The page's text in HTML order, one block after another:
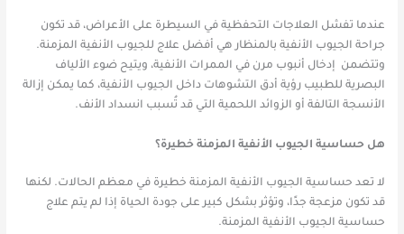
عندما تفشل العلاجات التحفظية في السيطرة على الأعراض، قد تكون
جراحة الجيوب الأنفية بالمنظار هي أفضل علاج للجيوب الأنفية المزمنة.
وتتضمن إدخال أنبوب مرن في الممرات الأنفية، ويتيح ضوء الألياف
البصرية للطبيب رؤية أدق التشوهات داخل الجيوب الأنفية، كما يمكن إزالة
الأنسجة التالفة أو الزوائد اللحمية التي قد تُسبب انسداد الأنف.
هل حساسية الجيوب الأنفية المزمنة خطيرة؟
لا تعد حساسية الجيوب الأنفية المزمنة خطيرة في معظم الحالات. لكنها
قد تكون مزعجة جدًا، وتؤثر بشكل كبير على جودة الحياة إذا لم يتم علاج
حساسية الجيوب الأنفية المزمنة.